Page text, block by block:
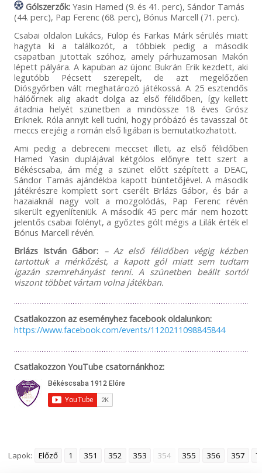
Gólszerzők:Yasin Hamed (9. és 41. perc), Sándor Tamás
(44. perc), Pap Ferenc (68. perc), Bónus Marcell (71. perc).
Csabai oldalon Lukács, Fülöp és Farkas Márk sérülés miatt
hagyta ki a találkozót, a többiek pedig a második
csapatban jutottak szóhoz, amely párhuzamosan Makón
lépett pályára. A kapuban az újonc Bukrán Erik kezdett, aki
legutóbb Pécsett szerepelt, de azt megelőzően
Diósgyőrben vált meghatározó játékossá. A 25 esztendős
hálóőrnek alig akadt dolga az első félidőben, így kellett
átadnia helyét szünetben a mindössze 18 éves Grósz
Eriknek. Róla annyit kell tudni, hogy próbázó és tavasszal öt
meccs erejéig a román első ligában is bemutatkozhatott.
Ami pedig a debreceni meccset illeti, az első félidőben
Hamed Yasin duplájával kétgólos előnyre tett szert a
Békéscsaba, ám még a szünet előtt szépített a DEAC,
Sándor Tamás ajándékba kapott büntetőjével. A második
játékrészre komplett sort cserélt Brlázs Gábor, és bár a
hazaiaknál nagy volt a mozgolódás, Pap Ferenc révén
sikerült egyenlíteniük. A második 45 perc már nem hozott
jelentős csabai fölényt, a győztes gólt mégis a Lilák érték el
Bónus Marcell révén.
Brlázs István Gábor: – Az első félidőben végig kézben
tartottuk a mérkőzést, a kapott gól miatt sem tudtam
igazán szemrehányást tenni. A szünetben beállt sortól
viszont többet vártam volna játékban.
Csatlakozzon az eseményhez facebook oldalunkon:
https://www.facebook.com/events/1120211098845844
Csatlakozzon YouTube csatornánkhoz:
Lapok: Előző 1 351 352 353 354 355 356 357